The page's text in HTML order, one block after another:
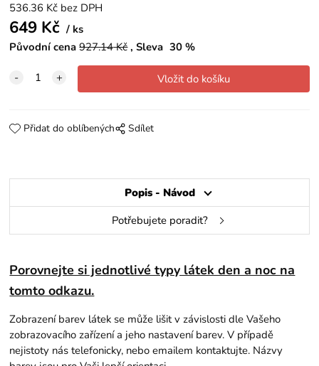
536.36 Kč bez DPH
649 Kč
ks
Původní cena 927.14Kč Sleva 30 %
Přidat do oblíbených Sdílet
Popis - Návod
Potřebujete poradit?
Porovnejte si jednotlivé typy látek den a noc na
tomto odkazu.
Zobrazení barev látek se může lišit v závislosti dle Vašeho
zobrazovacího zařízení a jeho nastavení barev. V případě
nejistoty nás telefonicky, nebo emailem kontaktujte. Názvy